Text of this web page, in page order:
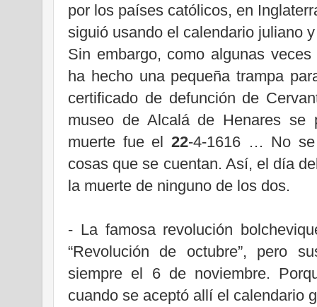
por los países católicos, en
siguió usando el calendario juliano
Sin embargo, como algunas
ha hecho una pequeña trampa
certificado de defunción de
museo de Alcalá de Henares
muerte fue el 22-4-1616 … No
cosas que se cuentan. Así, el día
la muerte de ninguno de los dos.
- La famosa revolución
“Revolución de octubre”, pero
siempre el 6 de noviembre.
cuando se aceptó allí el calendario